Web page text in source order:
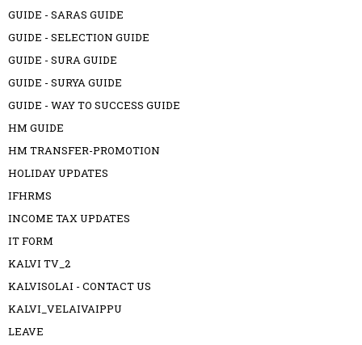
GUIDE - SARAS GUIDE
GUIDE - SELECTION GUIDE
GUIDE - SURA GUIDE
GUIDE - SURYA GUIDE
GUIDE - WAY TO SUCCESS GUIDE
HM GUIDE
HM TRANSFER-PROMOTION
HOLIDAY UPDATES
IFHRMS
INCOME TAX UPDATES
IT FORM
KALVI TV_2
KALVISOLAI - CONTACT US
KALVI_VELAIVAIPPU
LEAVE